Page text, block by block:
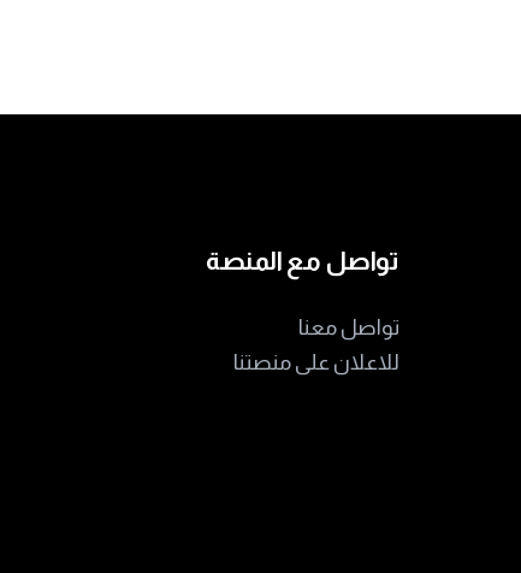
تواصل مع المنصة
تواصل معنا
للاعلان على منصتنا